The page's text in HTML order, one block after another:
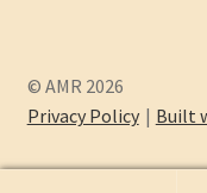
© AMR 2026
Privacy Policy
Built